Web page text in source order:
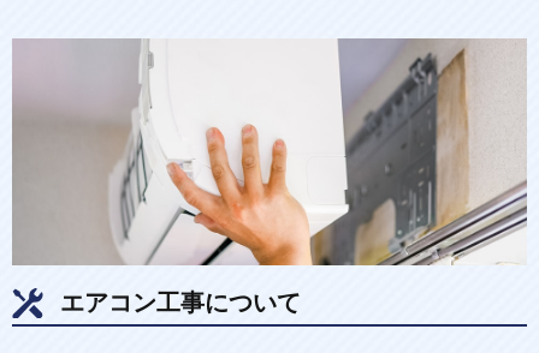
エアコン工事について